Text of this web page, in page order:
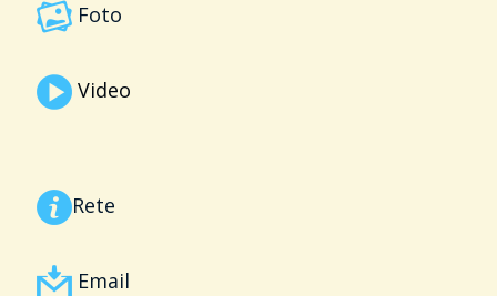
Foto
Video
Rete
Email